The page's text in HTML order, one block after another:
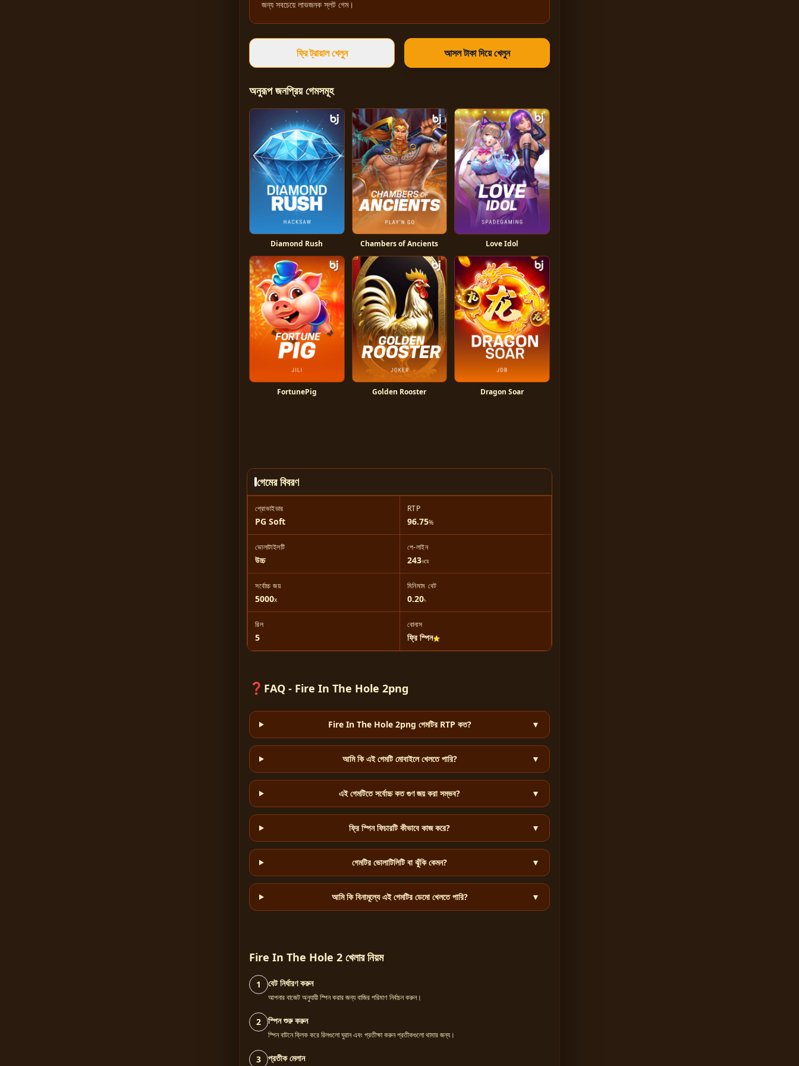
জন্য সবচেয়ে লাভজনক স্লট গেম।
ফ্রি ট্রায়াল খেলুন আসল টাকা দিয়ে খেলুন
অনুরূপ জনপ্রিয় গেমসমূহ
Diamond Rush Chambers of Ancients Love Idol
FortunePig Golden Rooster Dragon Soar
গেমের বিবরণ
প্রোভাইডার
PG Soft
RTP
96.75%
ভোলাটাইলটি
উচ্চ
পে-লাইন
243ওয়ে
সর্বোচ্চ জয়
5000x
মিনিমাম বেট
0.20৳
রিল
5
বোনাস
ফ্রি স্পিন⭐
❓ FAQ - Fire In The Hole 2png
Fire In The Hole 2png গেমটির RTP কত? ▼
আমি কি এই গেমটি মোবাইলে খেলতে পারি? ▼
এই গেমটিতে সর্বোচ্চ কত গুণ জয় করা সম্ভব? ▼
ফ্রি স্পিন ফিচারটি কীভাবে কাজ করে? ▼
গেমটির ভোলাটিলিটি বা ঝুঁকি কেমন? ▼
আমি কি বিনামূল্যে এই গেমটির ডেমো খেলতে পারি? ▼
Fire In The Hole 2 খেলার নিয়ম
1 বেট নির্ধারণ করুন
আপনার বাজেট অনুযায়ী স্পিন করার জন্য বাজির পরিমাণ নির্বাচন করুন।
2 স্পিন শুরু করুন
স্পিন বাটনে ক্লিক করে রিলগুলো ঘুরান এবং প্রতীক্ষা করুন প্রতীকগুলো থামার জন্য।
3 প্রতীক মেলান